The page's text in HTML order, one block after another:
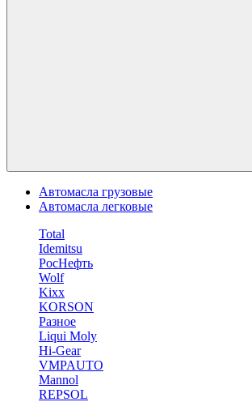
Автомасла грузовые
Автомасла легковые
Total
Idemitsu
РосНефть
Wolf
Kixx
KORSON
Разное
Liqui Moly
Hi-Gear
VMPAUTO
Mannol
REPSOL